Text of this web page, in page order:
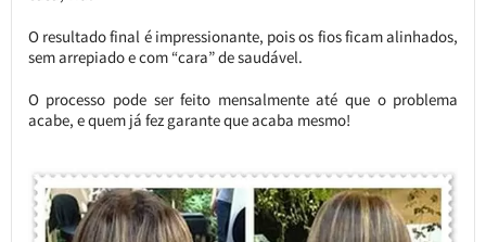
O resultado final é impressionante, pois os fios ficam alinhados,
sem arrepiado e com “cara” de saudável.
O processo pode ser feito mensalmente até que o problema
acabe, e quem já fez garante que acaba mesmo!